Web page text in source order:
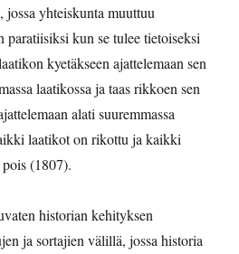
yhteiskunta muuttuu
paratiisiksi kun se tulee tietoiseksi
kyetäkseen ajattelemaan sen
laatikossa ja taas rikkoen sen
alati suuremmassa
laatikot on rikottu ja kaikki
(1807).
historian kehityksen
ja sortajien välillä, jossa historia